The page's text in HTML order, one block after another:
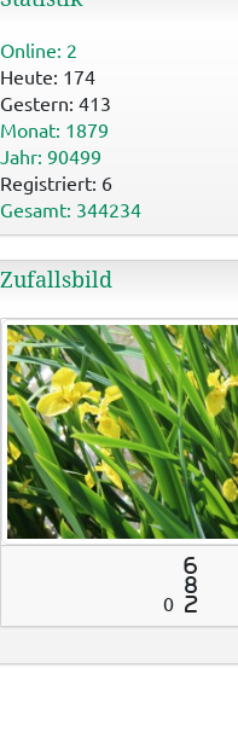
Online: 2
Heute: 174
Gestern: 413
Monat: 1879
Jahr: 90499
Registriert: 6
Gesamt: 344234
Zufallsbild
0
6
8
2